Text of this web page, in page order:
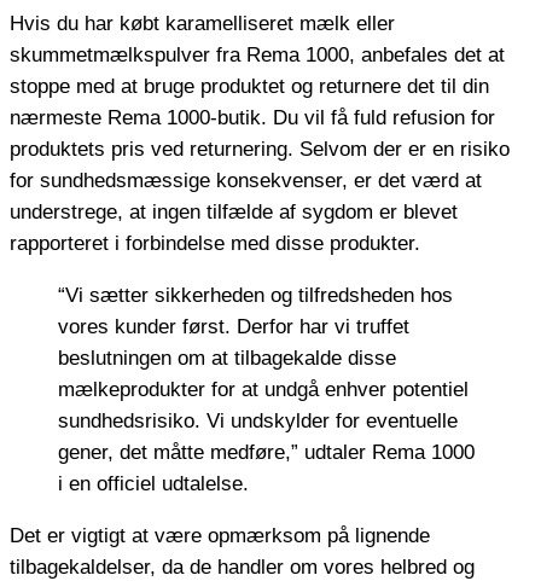
Hvis du har købt karamelliseret mælk eller
skummetmælkspulver fra Rema 1000, anbefales det at
stoppe med at bruge produktet og returnere det til din
nærmeste Rema 1000-butik. Du vil få fuld refusion for
produktets pris ved returnering. Selvom der er en risiko
for sundhedsmæssige konsekvenser, er det værd at
understrege, at ingen tilfælde af sygdom er blevet
rapporteret i forbindelse med disse produkter.
“Vi sætter sikkerheden og tilfredsheden hos
vores kunder først. Derfor har vi truffet
beslutningen om at tilbagekalde disse
mælkeprodukter for at undgå enhver potentiel
sundhedsrisiko. Vi undskylder for eventuelle
gener, det måtte medføre,” udtaler Rema 1000
i en officiel udtalelse.
Det er vigtigt at være opmærksom på lignende
tilbagekaldelser, da de handler om vores helbred og